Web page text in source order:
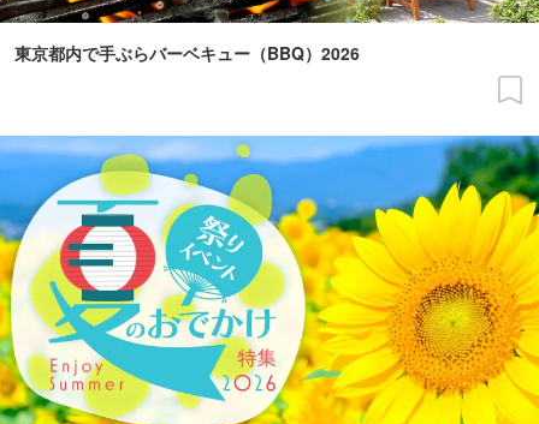
東京都内で手ぶらバーベキュー（BBQ）2026